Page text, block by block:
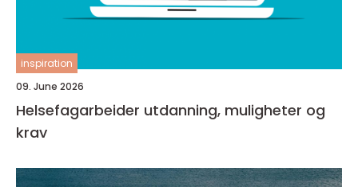
inspiration
09. June 2026
Helsefagarbeider utdanning, muligheter og
krav